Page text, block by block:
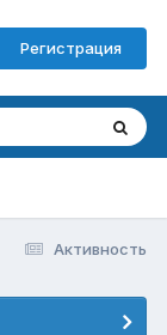
Регистрация
Активность